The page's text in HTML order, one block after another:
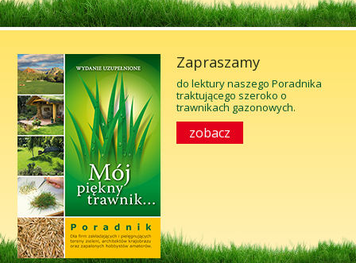
Zapraszamy
do lektury naszego Poradnika
traktującego szeroko o
trawnikach gazonowych.
zobacz